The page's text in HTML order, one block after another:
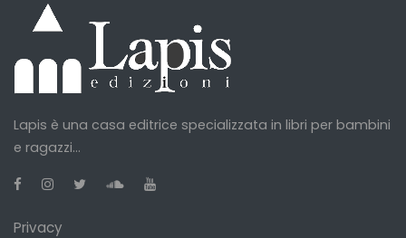
Lapis è una casa editrice specializzata in libri per bambini
e ragazzi...
Privacy